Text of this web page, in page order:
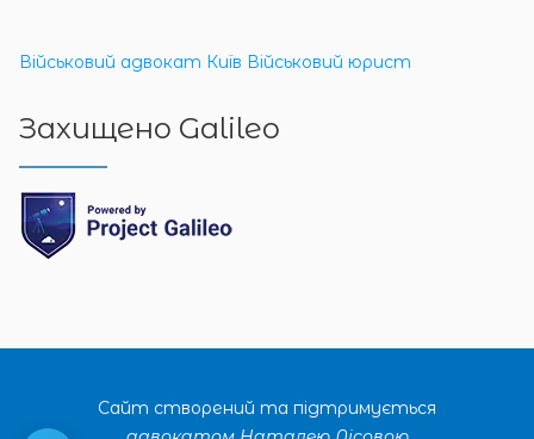
Військовий адвокат Київ Військовий юрист
Захищено Galileo
Сайт створений та підтримується